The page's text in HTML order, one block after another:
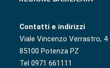
Contatti e indirizzi
Viale Vincenzo Verrastro, 4
85100 Potenza PZ
Tel 0971 661111